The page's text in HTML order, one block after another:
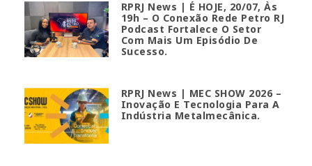
RPRJ News | É HOJE, 20/07, Às
19h – O Conexão Rede Petro RJ
Podcast Fortalece O Setor
Com Mais Um Episódio De
Sucesso.
RPRJ News | MEC SHOW 2026 –
Inovação E Tecnologia Para A
Indústria Metalmecânica.